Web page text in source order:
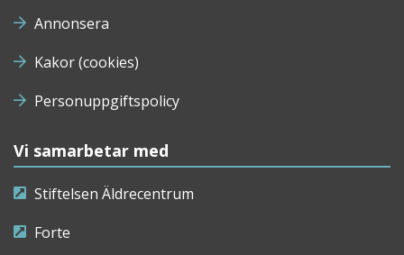
Annonsera
Kakor (cookies)
Personuppgiftspolicy
Vi samarbetar med
Stiftelsen Äldrecentrum
Forte